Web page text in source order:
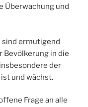
Überwachung und
sind ermutigend
Bevölkerung in die
der
und wächst.
Frage an alle